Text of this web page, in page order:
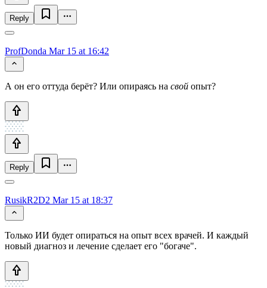
Reply
ProfDonda Mar 15 at 16:42
А он его оттуда берёт? Или опираясь на свой опыт?
Reply
RusikR2D2 Mar 15 at 18:37
Только ИИ будет опираться на опыт всех врачей. И каждый
новый диагноз и лечение сделает его "богаче".